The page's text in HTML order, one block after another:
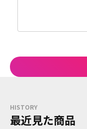
HISTORY
最近見た商品